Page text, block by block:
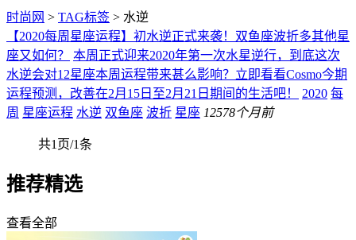
时尚网 > TAG标签 > 水逆
【2020每周星座运程】初水逆正式来袭！双鱼座波折多其他星
座又如何？
本周正式迎来2020年第一次水星逆行，到底这次
水逆会对12星座本周运程带来甚么影响？立即看看Cosmo今期
运程预测，改善在2月15日至2月21日期间的生活吧！
2020 每
周 星座运程 水逆 双鱼座 波折 星座 12578个月前
共1页/1条
推荐精选
查看全部